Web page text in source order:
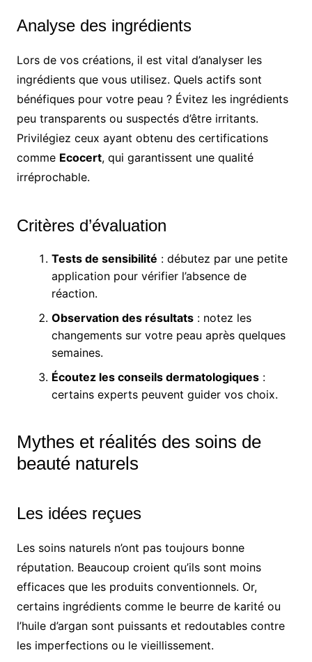
Analyse des ingrédients
Lors de vos créations, il est vital d’analyser les
ingrédients que vous utilisez. Quels actifs sont
bénéfiques pour votre peau ? Évitez les ingrédients
peu transparents ou suspectés d’être irritants.
Privilégiez ceux ayant obtenu des certifications
comme Ecocert, qui garantissent une qualité
irréprochable.
Critères d’évaluation
Tests de sensibilité : débutez par une petite
application pour vérifier l’absence de
réaction.
Observation des résultats: notez les
changements sur votre peau après quelques
semaines.
Écoutez les conseils dermatologiques:
certains experts peuvent guider vos choix.
Mythes et réalités des soins de
beauté naturels
Les idées reçues
Les soins naturels n’ont pas toujours bonne
réputation. Beaucoup croient qu’ils sont moins
efficaces que les produits conventionnels. Or,
certains ingrédients comme le beurre de karité ou
l’huile d’argan sont puissants et redoutables contre
les imperfections ou le vieillissement.